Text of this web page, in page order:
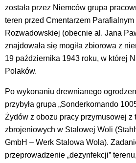
została przez Niemców grupa
teren przed Cmentarzem
Rozwadowskiej (obecnie al. Jana
znajdowała się mogiła zbiorowa z
19 października 1943 roku, w której
Polaków.
Po wykonaniu drewnianego
przybyła grupa „Sonderkomando
Żydów z obozu pracy przymusowej z
zbrojeniowych w Stalowej Woli
GmbH – Werk Stalowa Wola).
przeprowadzenie „dezynfekcji”